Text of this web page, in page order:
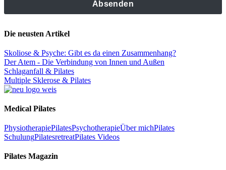
Die neusten Artikel
Skoliose & Psyche: Gibt es da einen Zusammenhang?
Der Atem - Die Verbindung von Innen und Außen
Schlaganfall & Pilates
Multiple Sklerose & Pilates
Medical Pilates
PhysiotherapiePilatesPsychotherapieÜber michPilates
SchulungPilatesretreatPilates Videos
Pilates Magazin